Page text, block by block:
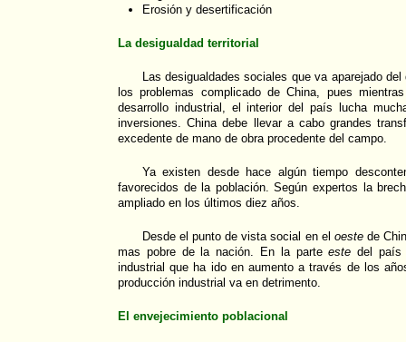
Erosión y desertificación
La desigualdad territorial
Las desigualdades sociales que va aparejado
los problemas complicado de China, pues
desarrollo industrial, el interior del país lucha
inversiones. China debe llevar a cabo grandes
excedente de mano de obra procedente del campo.
Ya existen desde hace algún tiempo
favorecidos de la población. Según expertos la
ampliado en los últimos diez años.
Desde el punto de vista social en el oestede
mas pobre de la nación. En la parteeste del país
industrial que ha ido en aumento a través de los
producción industrial va en detrimento.
El envejecimiento poblacional